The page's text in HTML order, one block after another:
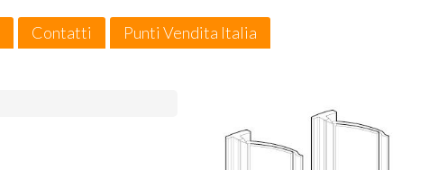
Contatti
Punti Vendita Italia